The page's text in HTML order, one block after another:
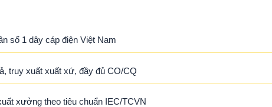
số 1 dây cáp điện Việt Nam
truy xuất xuất xứ, đầy đủ CO/CQ
xưởng theo tiêu chuẩn IEC/TCVN